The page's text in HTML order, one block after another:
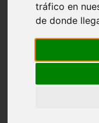
tráfico en
de donde